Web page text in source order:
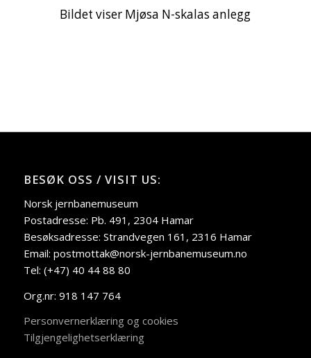
Bildet viser Mjøsa N-skalas anlegg
BESØK OSS / VISIT US:
Norsk jernbanemuseum
Postadresse: Pb. 491, 2304 Hamar
Besøksadresse: Strandvegen 161, 2316 Hamar
Email: postmottak@norsk-jernbanemuseum.no
Tel: (+47) 40 44 88 80
Org.nr: 918 147 764
Personvernerklæring og cookies
Tilgjengelighetserklæring